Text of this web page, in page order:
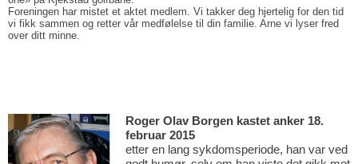
Foreningen har mistet et aktet medlem. Vi takker deg hjertelig for den tid
vi fikk sammen og retter vår medfølelse til din familie. Arne vi lyser fred
over ditt minne.
Roger Olav Borgen kastet anker 18.
februar 2015
etter en lang sykdomsperiode, han var ved